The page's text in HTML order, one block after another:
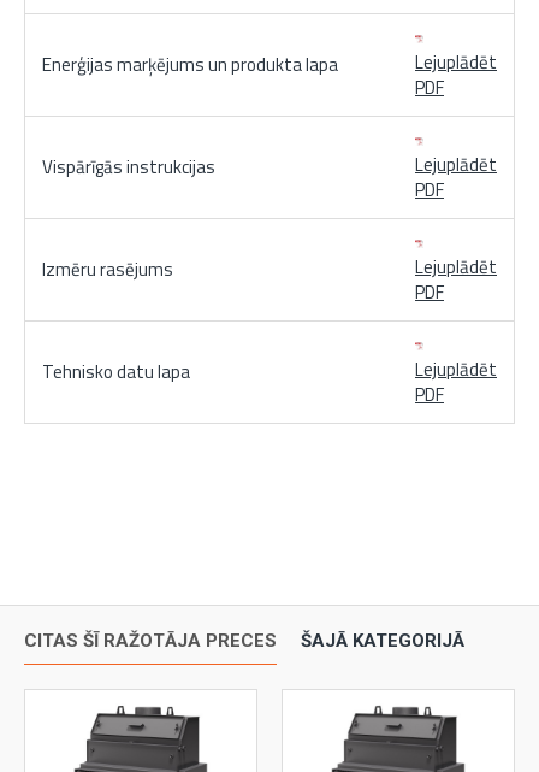
Enerģijas marķējums un produkta lapa
Lejuplādēt
PDF
Vispārīgās instrukcijas
Lejuplādēt
PDF
Izmēru rasējums
Lejuplādēt
PDF
Tehnisko datu lapa
Lejuplādēt
PDF
CITAS ŠĪ RAŽOTĀJA PRECES ŠAJĀ KATEGORIJĀ